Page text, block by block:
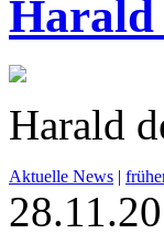
Harald
Harald
Aktuelle News |